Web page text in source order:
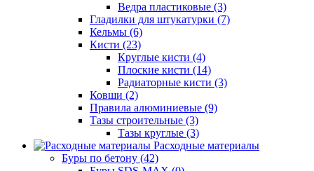
Ведра пластиковые (3)
Гладилки для штукатурки (7)
Кельмы (6)
Кисти (23)
Круглые кисти (4)
Плоские кисти (14)
Радиаторные кисти (3)
Ковши (2)
Правила алюминиевые (9)
Тазы строительные (3)
Тазы круглые (3)
Расходные материалы
Буры по бетону (42)